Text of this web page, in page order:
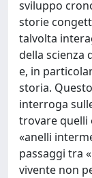
sviluppo
storie
talvolta
della scienza
e, in
storia.
interroga
trovare quelli
«anelli
passaggi tra
vivente non